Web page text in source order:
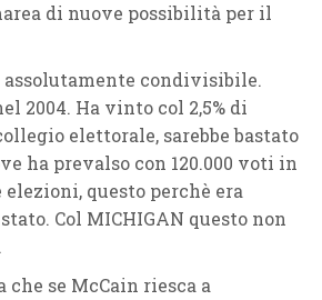
di nuove possibilità per il
assolutamente condivisibile.
2004. Ha vinto col 2,5% di
elettorale, sarebbe bastato
ha prevalso con 120.000 voti in
questo perchè era
Col MICHIGAN questo non
che se McCain riesca a